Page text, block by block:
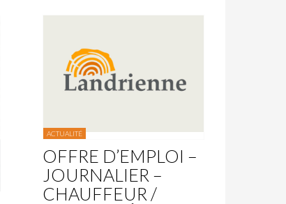
ACTUALITÉ
OFFRE D’EMPLOI –
JOURNALIER –
CHAUFFEUR /